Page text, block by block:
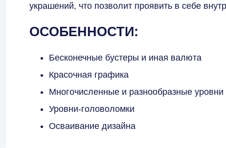
украшений, что позволит проявить в себе
ОСОБЕННОСТИ:
Бесконечные бустеры и иная валюта
Красочная графика
Многочисленные и разнообразные уровни
Уровни-головоломки
Осваивание дизайна